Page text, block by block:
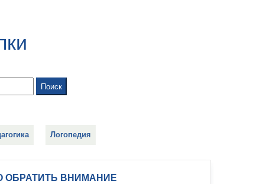
Логопедия
ОБРАТИТЬ ВНИМАНИЕ